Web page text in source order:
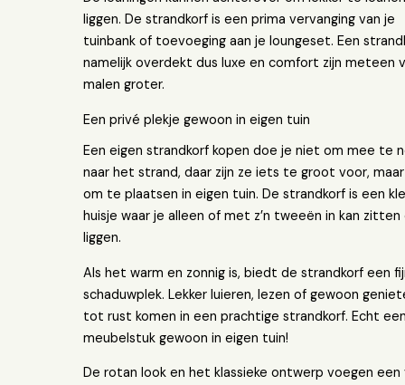
liggen. De strandkorf is een prima vervanging van je
tuinbank of toevoeging aan je loungeset. Een
namelijk overdekt dus luxe en comfort zijn meteen
malen groter.
Een privé plekje gewoon in eigen tuin
Een eigen strandkorf kopen doe je niet om mee te
naar het strand, daar zijn ze iets te groot voor,
om te plaatsen in eigen tuin. De strandkorf is een
huisje waar je alleen of met z’n tweeën in kan zitten
liggen.
Als het warm en zonnig is, biedt de strandkorf een
schaduwplek. Lekker luieren, lezen of gewoon
tot rust komen in een prachtige strandkorf. Echt
meubelstuk gewoon in eigen tuin!
De rotan look en het klassieke ontwerp voegen een